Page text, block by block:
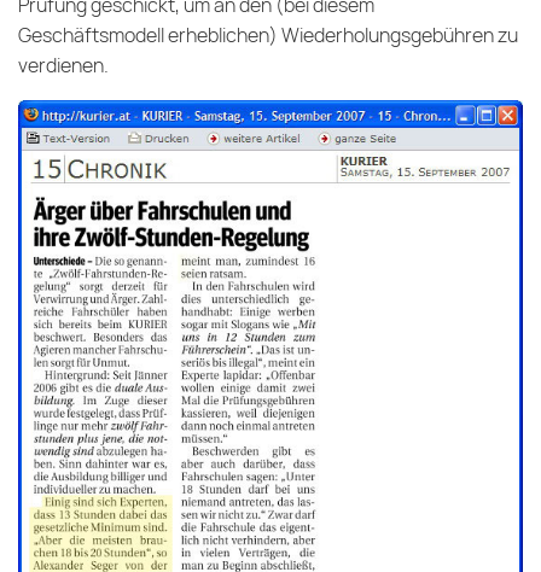
Prüfung geschickt, um an den (bei diesem
Geschäftsmodell erheblichen) Wiederholungsgebühren zu
verdienen.